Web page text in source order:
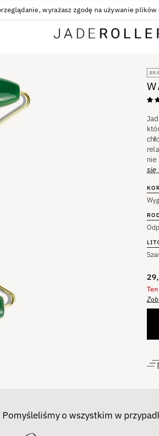
wyrażasz zgodę na używanie plików
30€
BEZPŁATNE ZWROTY PRZEZ 30
ocen
się
Pomyśleliśmy o wszystkim w